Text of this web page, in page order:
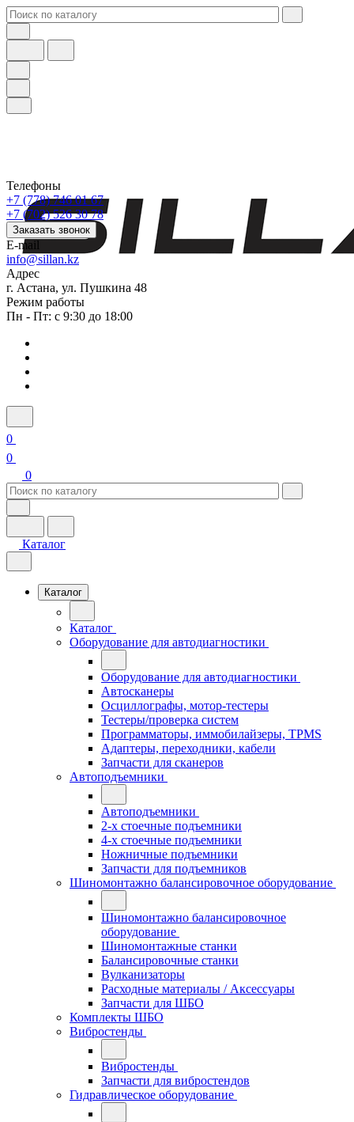
Телефоны
+7 (778) 746 01 67
+7 (702) 526 30 78
Заказать звонок
E-mail
info@sillan.kz
Адрес
г. Астана, ул. Пушкина 48
Режим работы
Пн - Пт: с 9:30 до 18:00
0
0
0
Каталог
Каталог
Каталог
Оборудование для автодиагностики
Оборудование для автодиагностики
Автосканеры
Осциллографы, мотор-тестеры
Тестеры/проверка систем
Программаторы, иммобилайзеры, TPMS
Адаптеры, переходники, кабели
Запчасти для сканеров
Автоподъемники
Автоподъемники
2-х стоечные подъемники
4-х стоечные подъемники
Ножничные подъемники
Запчасти для подъемников
Шиномонтажно балансировочное оборудование
Шиномонтажно балансировочное
оборудование
Шиномонтажные станки
Балансировочные станки
Вулканизаторы
Расходные материалы / Аксессуары
Запчасти для ШБО
Комплекты ШБО
Вибростенды
Вибростенды
Запчасти для вибростендов
Гидравлическое оборудование